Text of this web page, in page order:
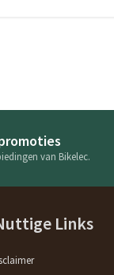
van Bikelec.
Links